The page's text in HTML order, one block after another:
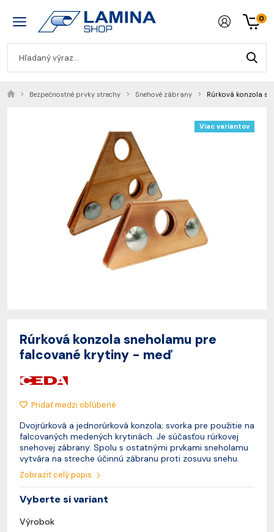
0
Bezpečnostné prvky strechy Snehové zábrany Rúrková konzola
Viac variantov
Rúrková konzola sneholamu pre
falcované krytiny - meď
Pridať medzi obľúbené
Dvojrúrková a jednorúrková konzola; svorka pre použitie na
falcovaných medených krytinách. Je súčasťou rúrkovej
snehovej zábrany. Spolu s ostatnými prvkami sneholamu
vytvára na streche účinnú zábranu proti zosuvu snehu.
Zobraziť celý popis
Vyberte si variant
Výrobok